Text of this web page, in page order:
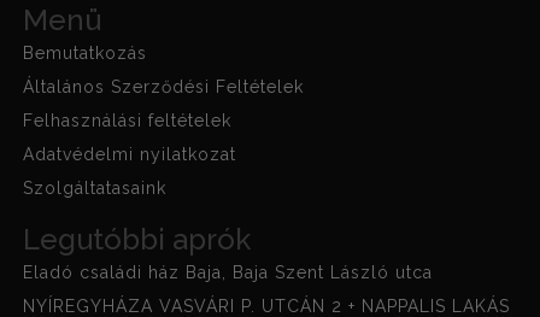
Menü
Bemutatkozás
Általános Szerződési Feltételek
Felhasználási feltételek
Adatvédelmi nyilatkozat
Szolgáltatasaink
Legutóbbi aprók
Eladó családi ház Baja, Baja Szent László utca
NYÍREGYHÁZA VASVÁRI P. UTCÁN 2 + NAPPALIS LAKÁS